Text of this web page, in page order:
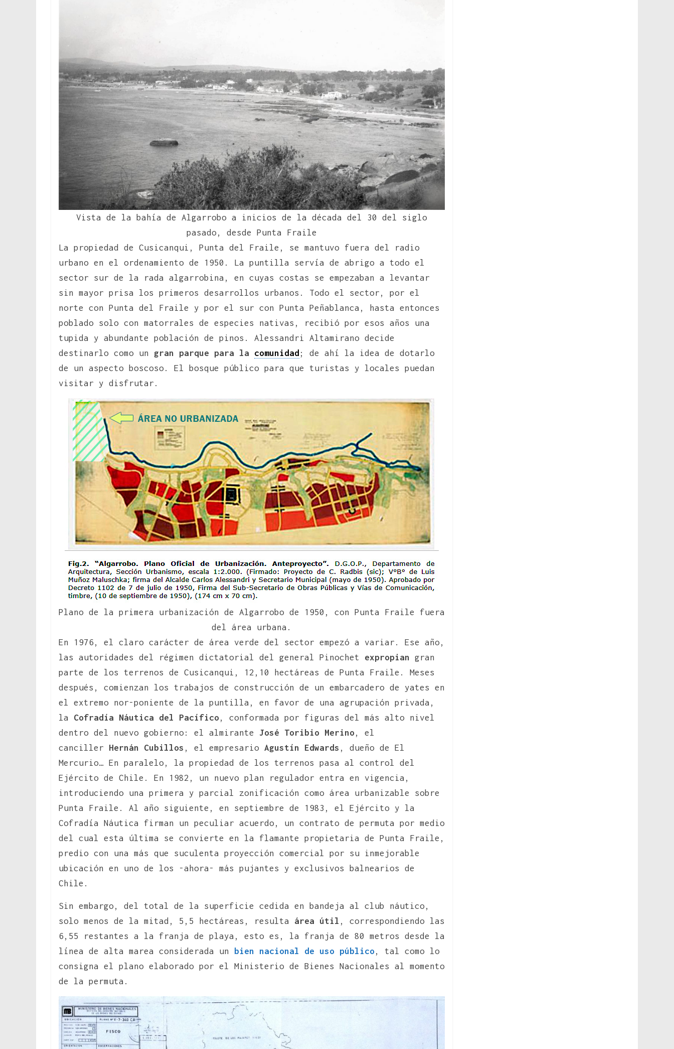
Vista de la bahía de Algarrobo a inicios de la década del 30 del siglo
pasado, desde Punta Fraile
La propiedad de Cusicanqui, Punta del Fraile, se mantuvo fuera del radio
urbano en el ordenamiento de 1950. La puntilla servía de abrigo a todo el
sector sur de la rada algarrobina, en cuyas costas se empezaban a levantar
sin mayor prisa los primeros desarrollos urbanos. Todo el sector, por el
norte con Punta del Fraile y por el sur con Punta Peñablanca, hasta entonces
poblado solo con matorrales de especies nativas, recibió por esos años una
tupida y abundante población de pinos. Alessandri Altamirano decide
destinarlo como un gran parque para la comunidad ; de ahí la idea de dotarlo
de un aspecto boscoso. El bosque público para que turistas y locales puedan
visitar y disfrutar.
Plano de la primera urbanización de Algarrobo de 1950, con Punta Fraile fuera
del área urbana.
En 1976, el claro carácter de área verde del sector empezó a variar. Ese año,
las autoridades del régimen dictatorial del general Pinochet expropian gran
parte de los terrenos de Cusicanqui, 12,10 hectáreas de Punta Fraile. Meses
después, comienzan los trabajos de construcción de un embarcadero de yates en
el extremo nor-poniente de la puntilla, en favor de una agrupación privada,
la Cofradía Náutica del Pacífico , conformada por figuras del más alto nivel
dentro del nuevo gobierno: el almirante José Toribio Merino , el
canciller Hernán Cubillos , el empresario Agustín Edwards , dueño de El
Mercurio… En paralelo, la propiedad de los terrenos pasa al control del
Ejército de Chile. En 1982, un nuevo plan regulador entra en vigencia,
introduciendo una primera y parcial zonificación como área urbanizable sobre
Punta Fraile. Al año siguiente, en septiembre de 1983, el Ejército y la
Cofradía Náutica firman un peculiar acuerdo, un contrato de permuta por medio
del cual esta última se convierte en la flamante propietaria de Punta Fraile,
predio con una más que suculenta proyección comercial por su inmejorable
ubicación en uno de los -ahora- más pujantes y exclusivos balnearios de
Chile.
Sin embargo, del total de la superficie cedida en bandeja al club náutico,
solo menos de la mitad, 5,5 hectáreas, resulta área útil , correspondiendo las
6,55 restantes a la franja de playa, esto es, la franja de 80 metros desde la
línea de alta marea considerada un bien nacional de uso público, tal como lo
consigna el plano elaborado por el Ministerio de Bienes Nacionales al momento
de la permuta.